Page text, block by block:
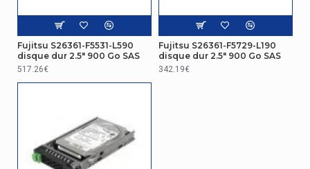
Fujitsu S26361-F5531-L590
disque dur 2.5" 900 Go SAS
517.26€
Fujitsu S26361-F5729-L190
disque dur 2.5" 900 Go SAS
342.19€